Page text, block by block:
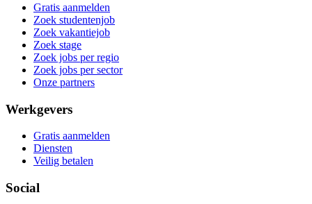
Gratis aanmelden
Zoek studentenjob
Zoek vakantiejob
Zoek stage
Zoek jobs per regio
Zoek jobs per sector
Onze partners
Werkgevers
Gratis aanmelden
Diensten
Veilig betalen
Social